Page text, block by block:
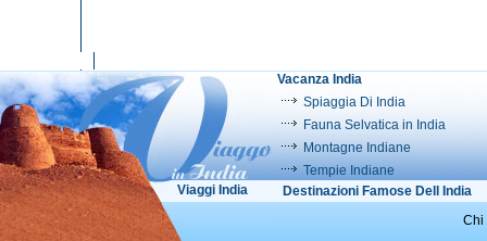
Vacanza India
Spiaggia Di India
Fauna Selvatica in India
Montagne Indiane
Tempie Indiane
Viaggi India
Destinazioni Famose Dell India
Chi